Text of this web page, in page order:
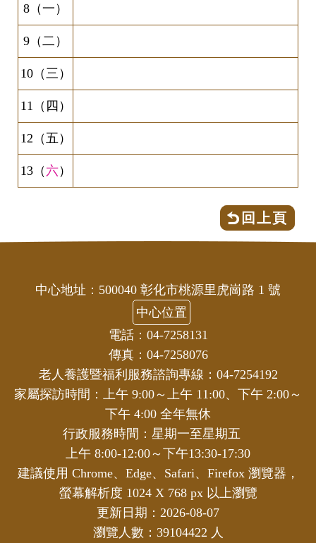
8（一）
9（二）
10（三）
11（四）
12（五）
13（ 六）
回上頁
中心地址：500040 彰化市桃源里虎崗路 1 號
中心位置
電話：04-7258131
傳真：04-7258076
老人養護暨福利服務諮詢專線：04-7254192
家屬探訪時間：上午 9:00～上午 11:00、下午 2:00～
下午 4:00 全年無休
行政服務時間：星期一至星期五
上午 8:00-12:00～下午13:30-17:30
建議使用 Chrome、Edge、Safari、Firefox 瀏覽器，
螢幕解析度 1024 X 768 px 以上瀏覽
更新日期：2026-08-07
瀏覽人數：39104422 人